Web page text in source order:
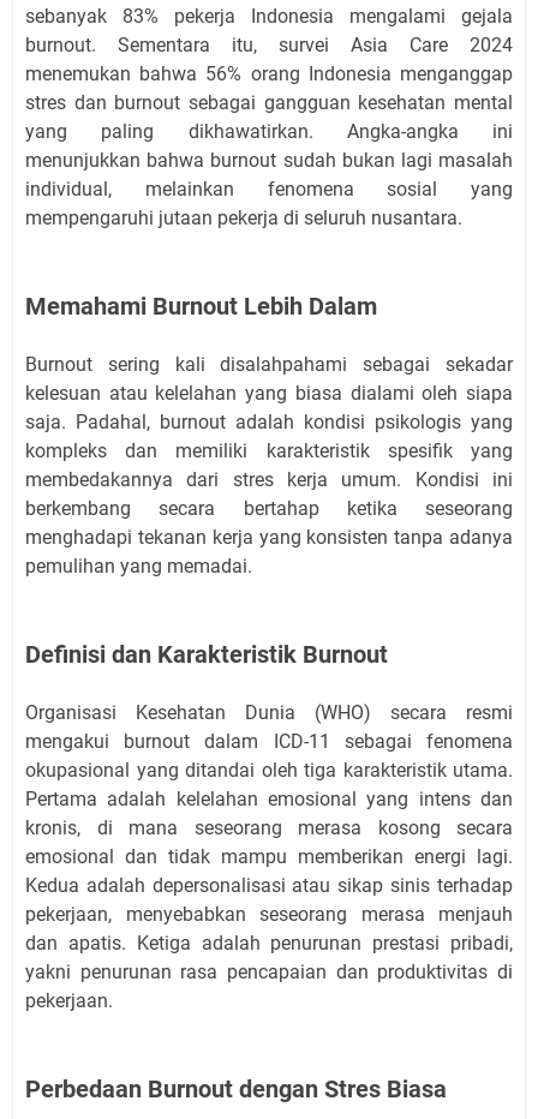
sebanyak 83% pekerja Indonesia mengalami gejala
burnout. Sementara itu, survei Asia Care 2024
menemukan bahwa 56% orang Indonesia menganggap
stres dan burnout sebagai gangguan kesehatan mental
yang paling dikhawatirkan. Angka-angka ini
menunjukkan bahwa burnout sudah bukan lagi masalah
individual, melainkan fenomena sosial yang
mempengaruhi jutaan pekerja di seluruh nusantara.
Memahami Burnout Lebih Dalam
Burnout sering kali disalahpahami sebagai sekadar
kelesuan atau kelelahan yang biasa dialami oleh siapa
saja. Padahal, burnout adalah kondisi psikologis yang
kompleks dan memiliki karakteristik spesifik yang
membedakannya dari stres kerja umum. Kondisi ini
berkembang secara bertahap ketika seseorang
menghadapi tekanan kerja yang konsisten tanpa adanya
pemulihan yang memadai.
Definisi dan Karakteristik Burnout
Organisasi Kesehatan Dunia (WHO) secara resmi
mengakui burnout dalam ICD-11 sebagai fenomena
okupasional yang ditandai oleh tiga karakteristik utama.
Pertama adalah kelelahan emosional yang intens dan
kronis, di mana seseorang merasa kosong secara
emosional dan tidak mampu memberikan energi lagi.
Kedua adalah depersonalisasi atau sikap sinis terhadap
pekerjaan, menyebabkan seseorang merasa menjauh
dan apatis. Ketiga adalah penurunan prestasi pribadi,
yakni penurunan rasa pencapaian dan produktivitas di
pekerjaan.
Perbedaan Burnout dengan Stres Biasa